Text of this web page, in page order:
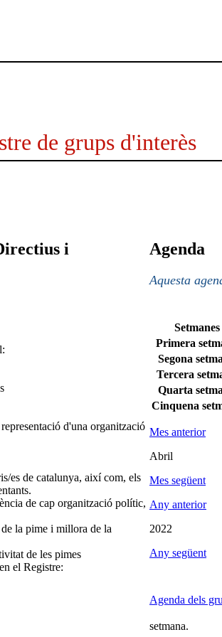
de grups d'interès
i
d'una organització
es de catalunya, així com, els
de cap organització polític,
la pime i millora de la
de les pimes
el Registre:
Agenda
Aquesta
Setmanes
Primera
Segona
Tercera
Quarta
Cinquena
Mes anterior
Abril
Mes següent
Any anterior
2022
Any següent
Agenda dels
setmana.